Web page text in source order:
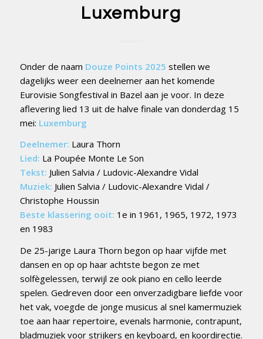
Luxemburg
Onder de naam Douze Points 2025 stellen we
dagelijks weer een deelnemer aan het komende
Eurovisie Songfestival in Bazel aan je voor. In deze
aflevering lied 13 uit de halve finale van donderdag 15
mei: Luxemburg
Deelnemer: Laura Thorn
Lied: La Poupée Monte Le Son
Tekst: Julien Salvia / Ludovic-Alexandre Vidal
Muziek: Julien Salvia / Ludovic-Alexandre Vidal /
Christophe Houssin
Beste klassering ooit: 1e in 1961, 1965, 1972, 1973
en 1983
De 25-jarige Laura Thorn begon op haar vijfde met
dansen en op op haar achtste begon ze met
solfègelessen, terwijl ze ook piano en cello leerde
spelen. Gedreven door een onverzadigbare liefde voor
het vak, voegde de jonge musicus al snel kamermuziek
toe aan haar repertoire, evenals harmonie, contrapunt,
bladmuziek voor strijkers en keyboard, en koordirectie.